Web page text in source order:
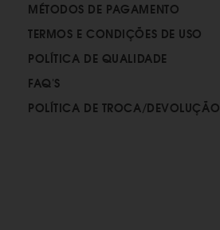
MÉTODOS DE PAGAMENTO
TERMOS E CONDIÇÕES DE USO
POLÍTICA DE QUALIDADE
FAQ'S
POLÍTICA DE TROCA/DEVOLUÇÃO